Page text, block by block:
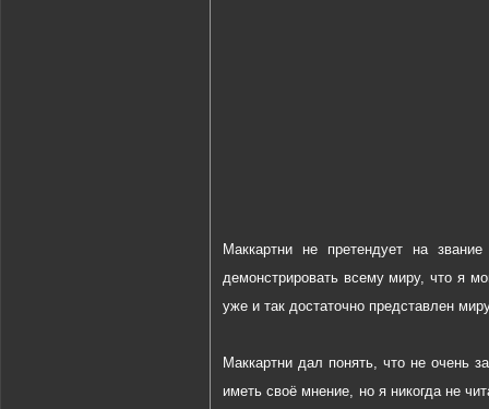
Маккартни не претендует на
демонстрировать всему миру, что я
уже и так достаточно представлен
Маккартни дал понять, что не очень
иметь своё мнение, но я никогда не